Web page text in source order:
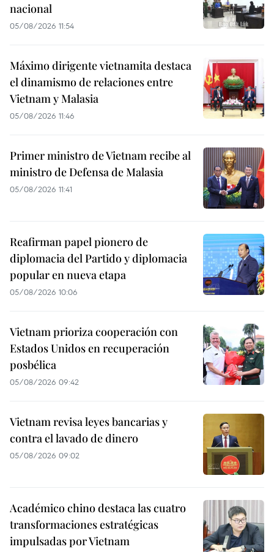
nacional
05/08/2026 11:54
Máximo dirigente vietnamita destaca
el dinamismo de relaciones entre
Vietnam y Malasia
05/08/2026 11:46
Primer ministro de Vietnam recibe al
ministro de Defensa de Malasia
05/08/2026 11:41
Reafirman papel pionero de
diplomacia del Partido y diplomacia
popular en nueva etapa
05/08/2026 10:06
Vietnam prioriza cooperación con
Estados Unidos en recuperación
posbélica
05/08/2026 09:42
Vietnam revisa leyes bancarias y
contra el lavado de dinero
05/08/2026 09:02
Académico chino destaca las cuatro
transformaciones estratégicas
impulsadas por Vietnam